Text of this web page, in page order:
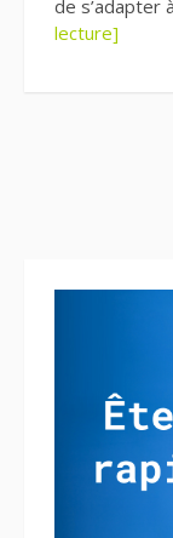
de s’adapter
lecture]